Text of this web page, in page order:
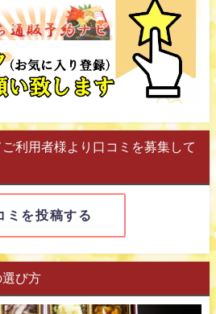
利用者様より口コミを募集して
ミを投稿する
選び方